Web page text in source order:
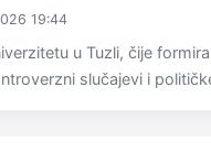
19:44
u Tuzli, čije
slučajevi i